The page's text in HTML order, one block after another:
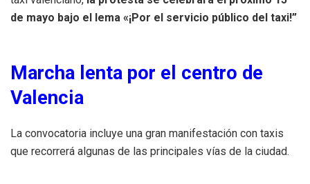
de mayo bajo el lema «¡Por el servicio público del taxi!”
Marcha lenta por el centro de
Valencia
La convocatoria incluye una gran manifestación con taxis
que recorrerá algunas de las principales vías de la ciudad.